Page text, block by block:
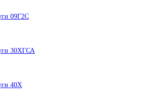
09Г2С
30ХГСА
40Х